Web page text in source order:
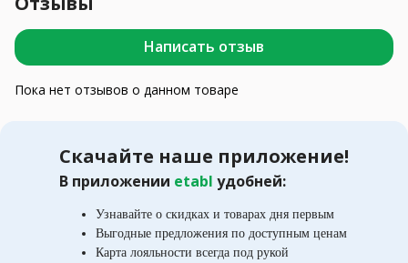
Написать отзыв
Пока нет отзывов о данном товаре
Скачайте наше приложение!
В приложении etabl удобней:
Узнавайте о скидках и товарах дня первым
Выгодные предложения по доступным ценам
Карта лояльности всегда под рукой